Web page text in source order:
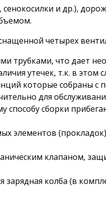
и др.),
четырех
трубками, что дает
утечек, т.к. в этом
которые собраны
для
способу сборки
элементов
клапаном,
зарядная колба (в